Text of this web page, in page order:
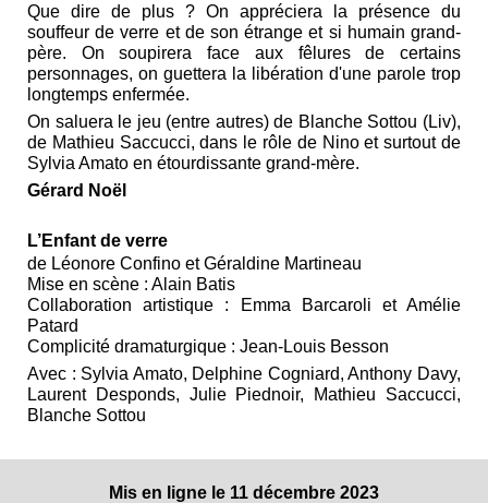
Que dire de plus ? On appréciera la présence du
souffeur de verre et de son étrange et si humain grand-
père. On soupirera face aux fêlures de certains
personnages, on guettera la libération d'une parole trop
longtemps enfermée.
On saluera le jeu (entre autres) de Blanche Sottou (Liv),
de Mathieu Saccucci, dans le rôle de Nino et surtout de
Sylvia Amato en étourdissante grand-mère.
Gérard Noël
L’Enfant de verre
de Léonore Confino et Géraldine Martineau
Mise en scène : Alain Batis
Collaboration artistique : Emma Barcaroli et Amélie
Patard
Complicité dramaturgique : Jean-Louis Besson
Avec : Sylvia Amato, Delphine Cogniard, Anthony Davy,
Laurent Desponds, Julie Piednoir, Mathieu Saccucci,
Blanche Sottou
Mis en ligne le 11 décembre 2023